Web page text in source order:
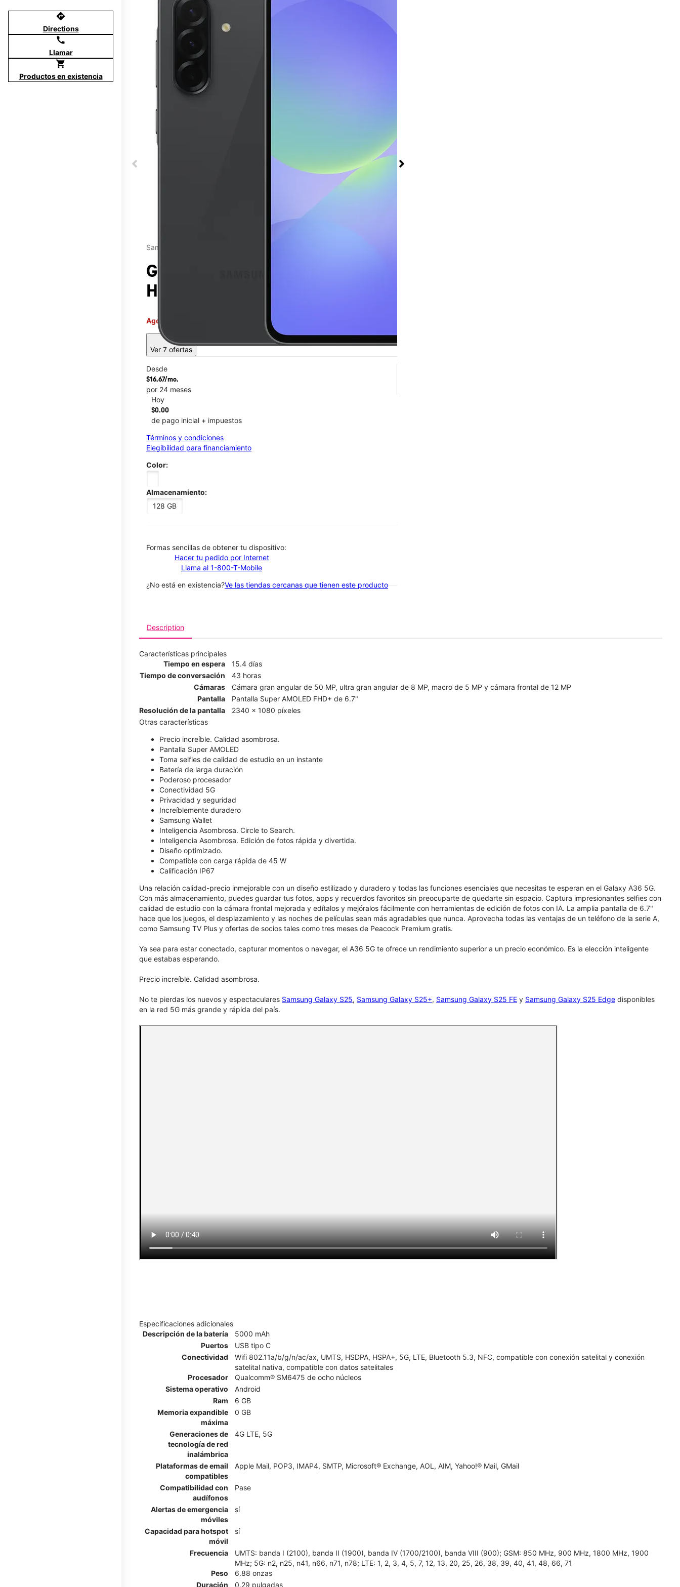
directions
Directions
call
Llamar
shopping_cart
Productos en existencia
This carousel contains a column of small thumbnails. Selecting a thumbnail will change the main image in the carousel that follows. Use the Previous and Next
Samsung
Galaxy A36 5G
Harbor Town Square
Agotado Este artículo no está disponible en este momento.
sell
Ver 7 ofertas
Desde
$16.67/mo.
por 24 meses
Hoy
$0.00
de pago inicial + impuestos
Términos y condiciones
Elegibilidad para financiamiento
Color:
Almacenamiento:
128 GB
​​​​​​​Formas sencillas de obtener tu dispositivo:
Hacer tu pedido por Internet
Llama al 1-800-T-Mobile
¿No está en existencia?Ve las tiendas cercanas que tienen este producto
Description
Características principales
Tiempo en espera
15.4 días
Tiempo de conversación
43 horas
Cámaras
Cámara gran angular de 50 MP, ultra gran angular de 8 MP, macro de 5 MP y cámara frontal de 12 MP
Pantalla
Pantalla Super AMOLED FHD+ de 6.7"
Resolución de la pantalla
2340 x 1080 píxeles
Otras características
Precio increíble. Calidad asombrosa.
Pantalla Super AMOLED
Toma selfies de calidad de estudio en un instante
Batería de larga duración
Poderoso procesador
Conectividad 5G
Privacidad y seguridad
Increíblemente duradero
Samsung Wallet
Inteligencia Asombrosa. Circle to Search.
Inteligencia Asombrosa. Edición de fotos rápida y divertida.
Diseño optimizado.
Compatible con carga rápida de 45 W
Calificación IP67
Una relación calidad-precio inmejorable con un diseño estilizado y duradero y todas las funciones esenciales que necesitas te esperan en el Galaxy A36 5G.
Con más almacenamiento, puedes guardar tus fotos, apps y recuerdos favoritos sin preocuparte de quedarte sin espacio. Captura impresionantes selfies con
calidad de estudio con la cámara frontal mejorada y edítalos y mejóralos fácilmente con herramientas de edición de fotos con IA. La amplia pantalla de 6.7"
hace que los juegos, el desplazamiento y las noches de películas sean más agradables que nunca. Aprovecha todas las ventajas de un teléfono de la serie A,
como Samsung TV Plus y ofertas de socios tales como tres meses de Peacock Premium gratis.
Ya sea para estar conectado, capturar momentos o navegar, el A36 5G te ofrece un rendimiento superior a un precio económico. Es la elección inteligente
que estabas esperando.
Precio increíble. Calidad asombrosa.
No te pierdas los nuevos y espectaculares Samsung Galaxy S25, Samsung Galaxy S25+, Samsung Galaxy S25 FE y Samsung Galaxy S25 Edge disponibles
en la red 5G más grande y rápida del país.
Especificaciones adicionales
Descripción de la batería
5000 mAh
Puertos
USB tipo C
Conectividad
Wifi 802.11a/b/g/n/ac/ax, UMTS, HSDPA, HSPA+, 5G, LTE, Bluetooth 5.3, NFC, compatible con conexión satelital y conexión
satelital nativa, compatible con datos satelitales
Procesador
Qualcomm® SM6475 de ocho núcleos
Sistema operativo
Android
Ram
6 GB
Memoria expandible
máxima
0 GB
Generaciones de
tecnología de red
inalámbrica
4G LTE, 5G
Plataformas de email
compatibles
Apple Mail, POP3, IMAP4, SMTP, Microsoft® Exchange, AOL, AIM, Yahoo!® Mail, GMail
Compatibilidad con
audífonos
Pase
Alertas de emergencia
móviles
sí
Capacidad para hotspot
móvil
sí
Frecuencia
UMTS: banda I (2100), banda II (1900), banda IV (1700/2100), banda VIII (900); GSM: 850 MHz, 900 MHz, 1800 MHz, 1900
MHz; 5G: n2, n25, n41, n66, n71, n78; LTE: 1, 2, 3, 4, 5, 7, 12, 13, 20, 25, 26, 38, 39, 40, 41, 48, 66, 71
Peso
6.88 onzas
Duración
0.29 pulgadas